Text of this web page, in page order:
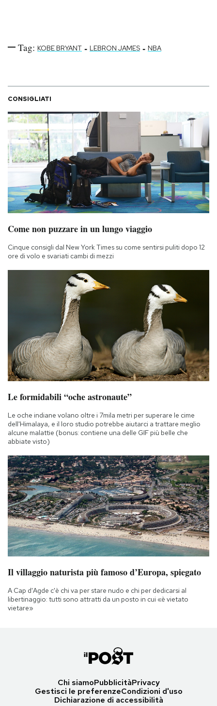
Tag: KOBE BRYANT - LEBRON JAMES - NBA
CONSIGLIATI
Come non puzzare in un lungo viaggio
Cinque consigli dal New York Times su come sentirsi puliti dopo 12
ore di volo e svariati cambi di mezzi
Le formidabili “oche astronaute”
Le oche indiane volano oltre i 7mila metri per superare le cime
dell'Himalaya, e il loro studio potrebbe aiutarci a trattare meglio
alcune malattie (bonus: contiene una delle GIF più belle che
abbiate visto)
Il villaggio naturista più famoso d’Europa, spiegato
A Cap d'Agde c'è chi va per stare nudo e chi per dedicarsi al
libertinaggio: tutti sono attratti da un posto in cui «è vietato
vietare»
Chi siamoPubblicitàPrivacy
Gestisci le preferenzeCondizioni d'uso
Dichiarazione di accessibilità